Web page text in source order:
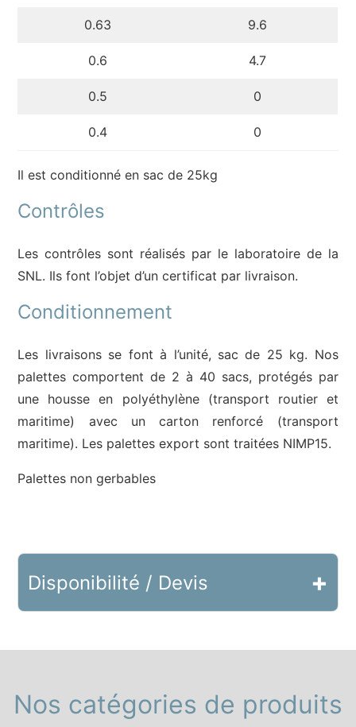
0.63 9.6
0.6 4.7
0.5 0
0.4 0
Il est conditionné en sac de 25kg
Contrôles
Les contrôles sont réalisés par le laboratoire de la
SNL. Ils font l’objet d’un certificat par livraison.
Conditionnement
Les livraisons se font à l’unité, sac de 25 kg. Nos
palettes comportent de 2 à 40 sacs, protégés par
une housse en polyéthylène (transport routier et
maritime) avec un carton renforcé (transport
maritime). Les palettes export sont traitées NIMP15.
Palettes non gerbables
Disponibilité / Devis +
Nos catégories de produits